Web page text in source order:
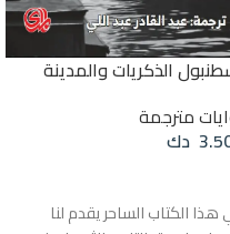
الذكريات والمدينة
مترجمة
دك
هذا الكتاب الساحر يقدم لنا